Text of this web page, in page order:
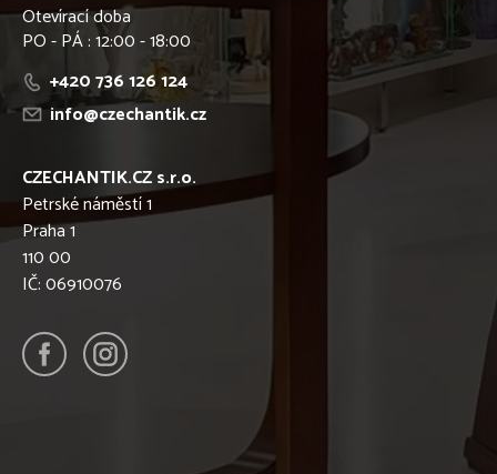
Otevírací doba
PO - PÁ : 12:00 - 18:00
+420 736 126 124
info@czechantik.cz
CZECHANTIK.CZ s.r.o.
Petrské náměstí 1
Praha 1
110 00
IČ: 06910076